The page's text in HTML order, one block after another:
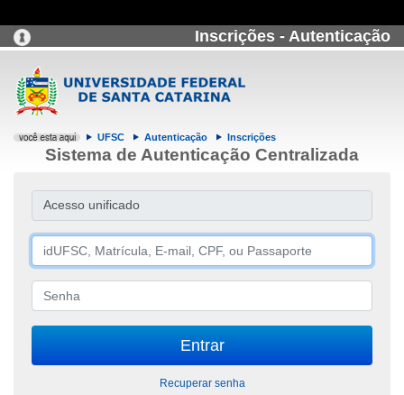
Inscrições - Autenticação
UFSC Autenticação Inscrições
Sistema de Autenticação Centralizada
Acesso unificado
Recuperar senha